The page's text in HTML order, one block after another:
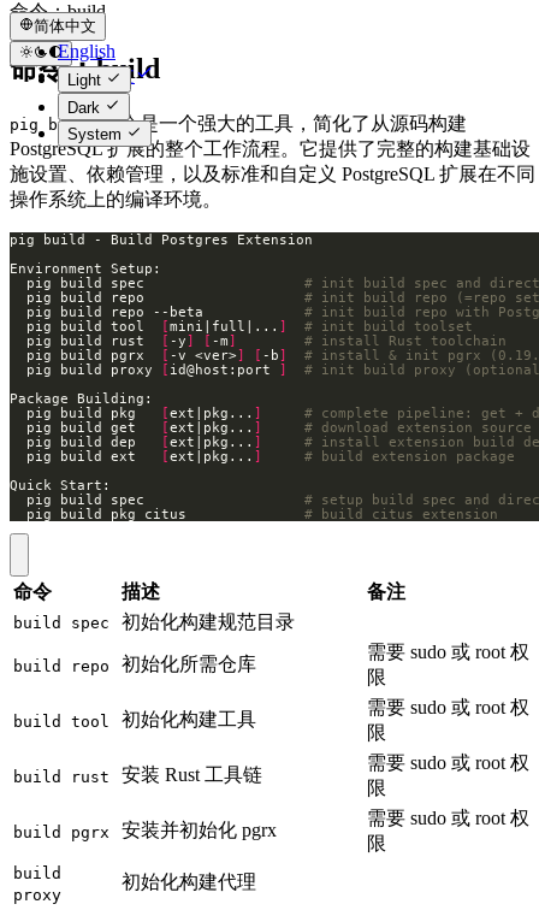
简体中文
English
简体中文
Light
Dark
System
命令：build
命令：build
pig build命令是一个强大的工具，简化了从源码构建
PostgreSQL 扩展的整个工作流程。它提供了完整的构建基础设
施设置、依赖管理，以及标准和自定义 PostgreSQL 扩展在不同
操作系统上的编译环境。
  pig build spec
# init build spec and
  pig build repo
# init build repo (=repo
  pig build repo --beta
# init build repo with
  pig build tool
[mini|full|... ]
# init build toolset
  pig build rust
[ -y] [ -m]
# install Rust toolchain
  pig build pgrx
[ -v <ver>] [ -b]
# install & init pgrx
  pig build proxy
[ id@host:port ]
# init build proxy
  pig build pkg
[ext|pkg... ]
# complete pipeline: get +
  pig build get
[ext|pkg... ]
# download extension
  pig build dep
[ext|pkg... ]
# install extension build
  pig build ext
[ext|pkg... ]
# build extension package
  pig build spec
# setup build spec and
  pig build pkg citus
# build citus extension
命令 描述 备注
build spec 初始化构建规范目录
build repo 初始化所需仓库
需要 sudo 或 root 权
限
build tool 初始化构建工具
需要 sudo 或 root 权
限
build rust 安装 Rust 工具链
需要 sudo 或 root 权
限
build pgrx 安装并初始化 pgrx
需要 sudo 或 root 权
限
build
proxy
初始化构建代理